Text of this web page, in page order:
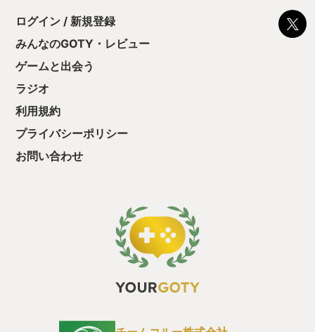
う点を唐突に聞かれると、「えーと初のオープンワールドで
リングの魅力についてパッとわかりやすい一言が出てこなかっ
たりする。個人的にオープンワールド近年の傑作と言えばブレ
スオブザワイルドが思い浮かぶのだが、こちらはゼルダが初の
オープンワールド化になっただけではなく、ゲームの歴史にお
イント的作品…とかぱっと強みが一言で浮かんでくるのだがエ
ルデンリングはその一言が難しい。 そこで、エルデンリングが
なぜ面白いのか？理由を整理するために自分なりに考えてみ
た。 素晴らしいオープンワールドゲームとは何か？ フロムゲー
きと刺激がテンポよく濃密な体験が実現している。ボリューム
とバリエーション。 ・自分がこういう風に生きたいという選択
肢が多い。物語の分岐や育成の幅、装備の数など。 特徴を言葉
にしづらかったのは、このゲームの魅力が新しさや斬新さでは
ないから、どんな変わったゲームを作ろうか？ではなく、元々
ープンワールドゲームを作ったらそれは神ゲーでしょう…とい
きたくらいしっくり来ていた。実際遊んでいると、ダークソウ
ログイン / 新規登録
みんなのGOTY・レビュー
ゲームと出会う
ラジオ
利用規約
プライバシーポリシー
お問い合わせ